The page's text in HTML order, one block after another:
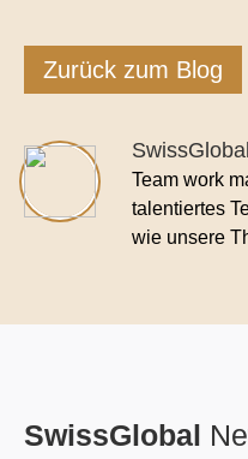
Zurück zum Blog
Team work
talentiertes
wie unsere
SwissGlobal